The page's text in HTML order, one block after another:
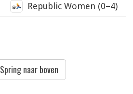
Republic Women (0–4)
Spring naar boven